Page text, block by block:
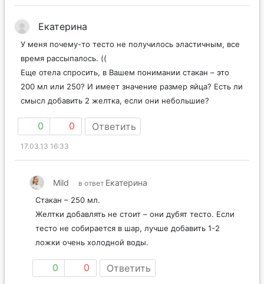
Екатерина
У меня почему-то тесто не получилось эластичным, все
время рассыпалось. ((
Еще отела спросить, в Вашем понимании стакан – это
200 мл или 250? И имеет значение размер яйца? Есть ли
смысл добавить 2 желтка, если они небольшие?
0 0 Ответить
17.03.13 16:33
Mild в ответ Екатерина
Стакан – 250 мл.
Желтки добавлять не стоит – они дубят тесто. Если
тесто не собирается в шар, лучше добавить 1-2
ложки очень холодной воды.
0 0 Ответить